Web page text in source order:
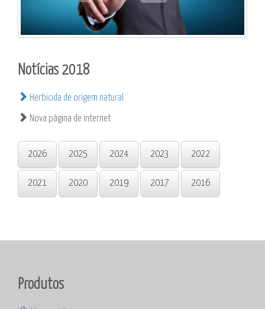
Notícias 2018
Herbicida de origem natural
Nova página de internet
2026 2025 2024 2023 2022
2021 2020 2019 2017 2016
Produtos